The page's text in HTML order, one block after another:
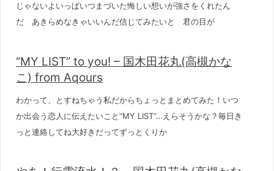
じゃないよいっぱいつまづいた悔しい想いが強さをくれたん
だ あきらめなきゃいいんだ信じてみたいと 君の目が
“MY LIST” to you! – 国木田花丸(高槻かな
こ) from Aqours
わかって、とすねちゃう私だからちょっとまとめてみた！いつ
か出会う恋人に伝えたいこと“MY LIST”…えらそうかな？毎日き
っと連絡してね大好きだってずっとくりか